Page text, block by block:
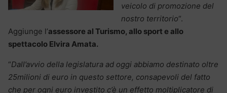
veicolo di promozione del
nostro territorio“.
Aggiunge l’assessore al Turismo, allo sport e allo
spettacolo Elvira Amata.
“Dall’avvio della legislatura ad oggi abbiamo destinato oltre
25milioni di euro in questo settore, consapevoli del fatto
che per ogni euro investito c’è un effetto moltiplicatore di